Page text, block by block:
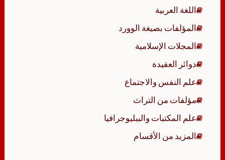
اللغة العربية
المؤلفات بصيغة الوورد
المجلات الإسلامية
دوائر العقيدة
علم النفس والاجتماع
مؤلفات من التراث
علم المكتبات والببليوجرافيا
المزيد من الأقسام